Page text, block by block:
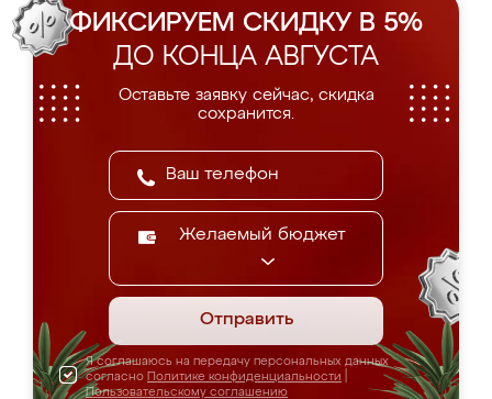
ФИКСИРУЕМ СКИДКУ В 5%
ДО КОНЦА АВГУСТА
Оставьте заявку сейчас, скидка
сохранится.
Желаемый бюджет
Отправить
Я соглашаюсь на передачу персональных данных
согласно Политике конфиденциальности
Пользовательскому соглашению